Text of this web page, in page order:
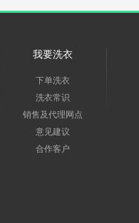
我要洗衣
下单洗衣
洗衣常识
销售及代理网点
意见建议
合作客户